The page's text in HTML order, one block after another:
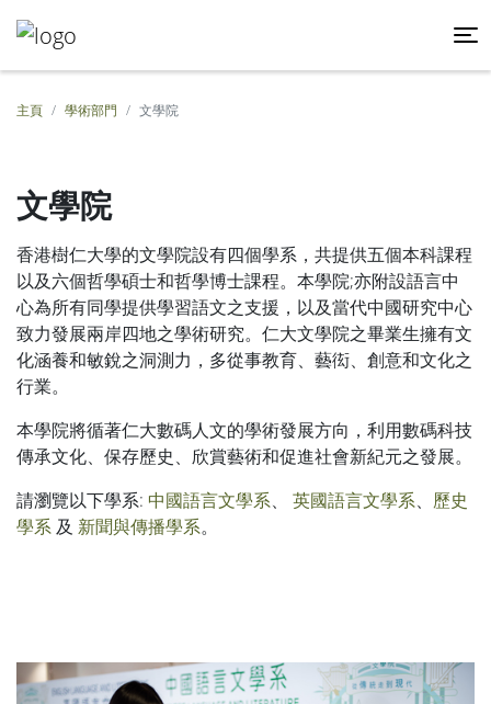
主頁 學術部門 文學院
文學院
香港樹仁大學的文學院設有四個學系，共提供五個本科課程
以及六個哲學碩士和哲學博士課程。本學院;亦附設語言中
心為所有同學提供學習語文之支援，以及當代中國研究中心
致力發展兩岸四地之學術研究。仁大文學院之畢業生擁有文
化涵養和敏銳之洞測力，多從事教育、藝衒、創意和文化之
行業。
本學院將循著仁大數碼人文的學術發展方向，利用數碼科技
傳承文化、保存歷史、欣賞藝術和促進社會新紀元之發展。
請瀏覽以下學系: 中國語言文學系、 英國語言文學系、 歷史
學系 及 新聞與傳播學系。